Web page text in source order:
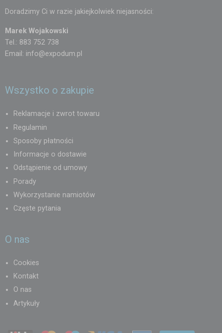
Doradzimy Ci w razie jakiejkolwiek niejasności:
Marek Wojakowski
Tel.: 883 752 738
Email: info@expodum.pl
Wszystko o zakupie
Reklamacje i zwrot towaru
Regulamin
Sposoby płatności
Informacje o dostawie
Odstąpienie od umowy
Porady
Wykorzystanie namiotów
Częste pytania
O nas
Cookies
Kontakt
O nas
Artykuły